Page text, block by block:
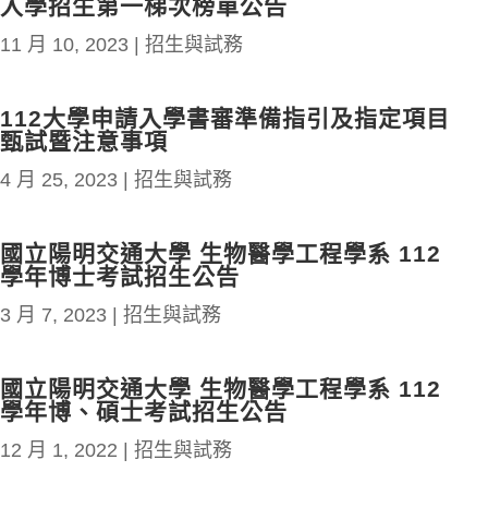
入學招生第一梯次榜單公告
11 月 10, 2023 招生與試務
112大學申請入學書審準備指引及指定項目
甄試暨注意事項
4 月 25, 2023 招生與試務
國立陽明交通大學 生物醫學工程學系 112
學年博士考試招生公告
3 月 7, 2023 招生與試務
國立陽明交通大學 生物醫學工程學系 112
學年博、碩士考試招生公告
12 月 1, 2022 招生與試務